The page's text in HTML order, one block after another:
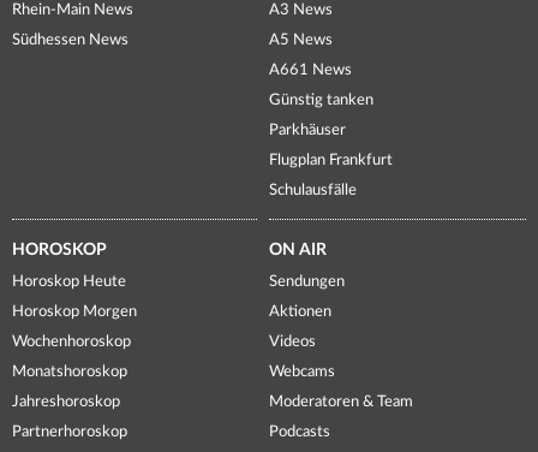
Rhein-Main News
Südhessen News
A3 News
A5 News
A661 News
Günstig tanken
Parkhäuser
Flugplan Frankfurt
Schulausfälle
HOROSKOP
Horoskop Heute
Horoskop Morgen
Wochenhoroskop
Monatshoroskop
Jahreshoroskop
Partnerhoroskop
ON AIR
Sendungen
Aktionen
Videos
Webcams
Moderatoren & Team
Podcasts